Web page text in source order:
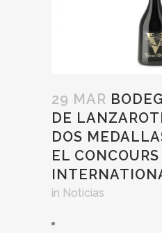
29 MAR
DE
DOS
EL CONCOURS
in Noticias